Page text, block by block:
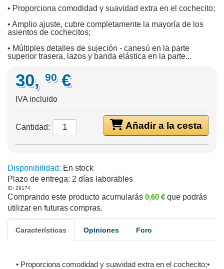
• Proporciona comodidad y suavidad extra en el cochecito;
• Amplio ajuste, cubre completamente la mayoría de los
asientos de cochecitos;
• Múltiples detalles de sujeción - canesú en la parte
superior trasera, lazos y banda elástica en la parte...
30, 90 €
IVA incluido
Añadir a la cesta
Cantidad:
Disponibilidad: En stock
Plazo de entrega: 2 días laborables
ID: 29174
Comprando este producto acumularás 0,60 € que podrás
utilizar en futuras compras.
Características Opiniones Foro
• Proporciona comodidad y suavidad extra en el cochecito;•